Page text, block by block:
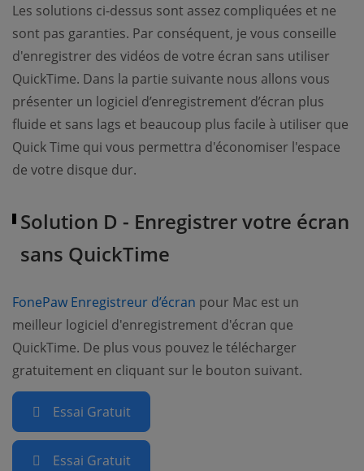
Les solutions ci-dessus sont assez compliquées et ne
sont pas garanties. Par conséquent, je vous conseille
d'enregistrer des vidéos de votre écran sans utiliser
QuickTime. Dans la partie suivante nous allons vous
présenter un logiciel d’enregistrement d’écran plus
fluide et sans lags et beaucoup plus facile à utiliser que
Quick Time qui vous permettra d'économiser l'espace
de votre disque dur.
Solution D - Enregistrer votre écran
sans QuickTime
FonePaw Enregistreur d’écran (opens new window)
pour Mac est un
meilleur logiciel d'enregistrement d'écran que
QuickTime. De plus vous pouvez le télécharger
gratuitement en cliquant sur le bouton suivant.
Essai Gratuit
Essai Gratuit